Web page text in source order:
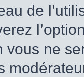
de
vous ne